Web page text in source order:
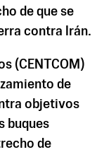
de que se
contra Irán.
(CENTCOM)
de
objetivos
buques
de